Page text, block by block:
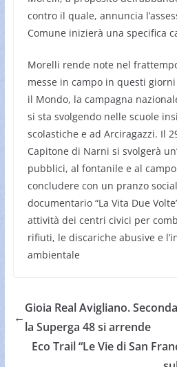
contro il quale, annuncia
Comune inizierà una specifica
Morelli rende note nel
messe in campo in questi
il Mondo, la campagna
si sta svolgendo nelle scuole
scolastiche e ad Arciragazzi. Il
Capitone di Narni si svolgerà
pubblici, al fontanile e al
concludere con un pranzo
documentario “La Vita Due
attività dei centri civici per
rifiuti, le discariche abusive e
ambientale
←
Gioia Real Avigliano.
la Superga 48 si arrende
Eco Trail “Le Vie di San